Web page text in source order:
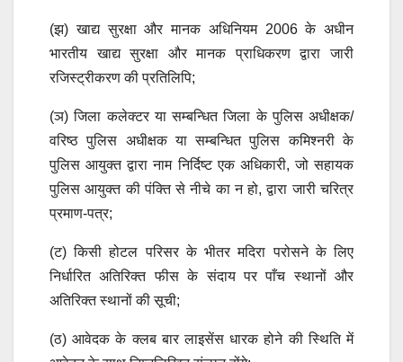
(झ) खाद्य सुरक्षा और मानक अधिनियम 2006 के अधीन
भारतीय खाद्य सुरक्षा और मानक प्राधिकरण द्वारा जारी
रजिस्ट्रीकरण की प्रतिलिपि;
(ञ) जिला कलेक्टर या सम्बन्धित जिला के पुलिस अधीक्षक/
वरिष्ठ पुलिस अधीक्षक या सम्बन्धित पुलिस कमिश्नरी के
पुलिस आयुक्त द्वारा नाम निर्दिष्ट एक अधिकारी, जो सहायक
पुलिस आयुक्त की पंक्ति से नीचे का न हो, द्वारा जारी चरित्र
प्रमाण-पत्र;
(ट) किसी होटल परिसर के भीतर मदिरा परोसने के लिए
निर्धारित अतिरिक्त फीस के संदाय पर पाँच स्थानों और
अतिरिक्त स्थानों की सूची;
(ठ) आवेदक के क्लब बार लाइसेंस धारक होने की स्थिति में